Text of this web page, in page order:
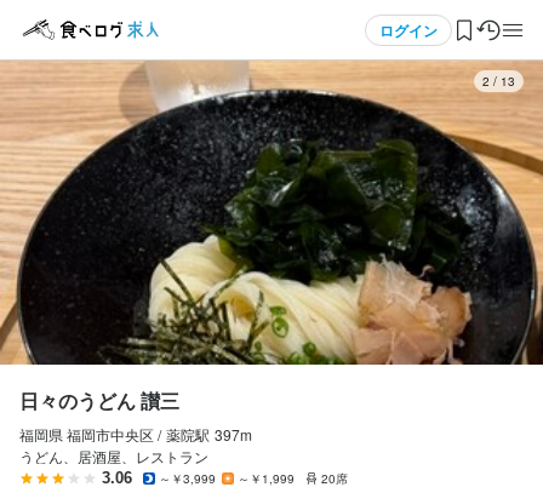
ログイン
ログイン・無料会員登録
食べログ求人TOP
求人検索
マイページ管理
気になる求人
3 / 13
日々のうどん 讃三
福岡県 福岡市中央区 / 薬院駅 397m
うどん、居酒屋、レストラン
3.06 ～￥3,999 ～￥1,999 20席
アルバイト・パート 日々のうどん 讃三
ホールスタッフ・サービススタッフ
ホールスタッフ・サービススタッフ
時給
1,060円〜
交通費支給 インセンティブあり
研修期間
その後は1100円からスタートです。
給与補足
交通費　自宅から店舗までの距離が2km以上に限り、片道200円支
応募画面へ進む